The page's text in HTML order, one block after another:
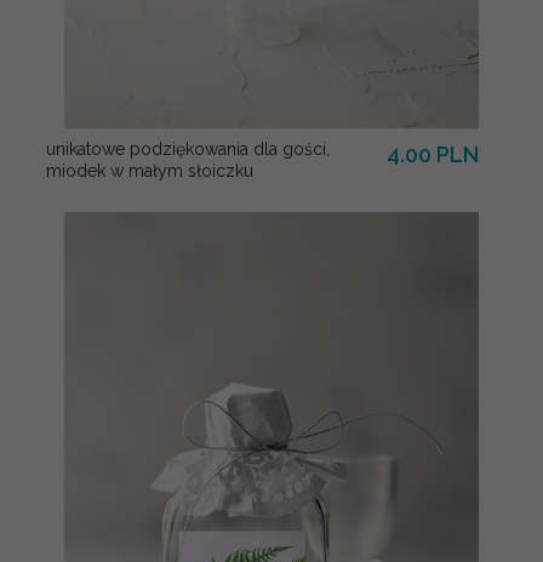
unikatowe podziękowania dla gości,
miodek w małym słoiczku
4.00 PLN